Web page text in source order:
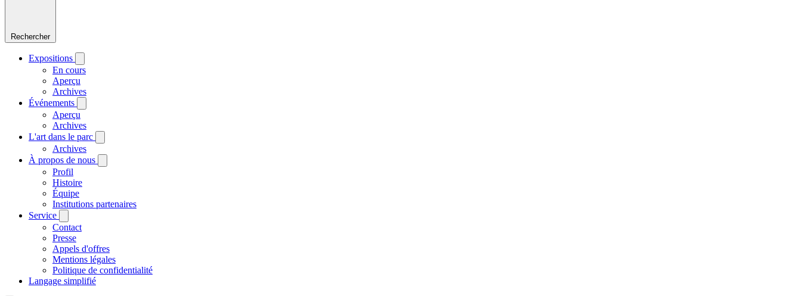
Rechercher
Expositions
En cours
Aperçu
Archives
Événements
Aperçu
Archives
L'art dans le parc
Archives
À propos de nous
Profil
Histoire
Équipe
Institutions partenaires
Service
Contact
Presse
Appels d'offres
Mentions légales
Politique de confidentialité
Langage simplifié